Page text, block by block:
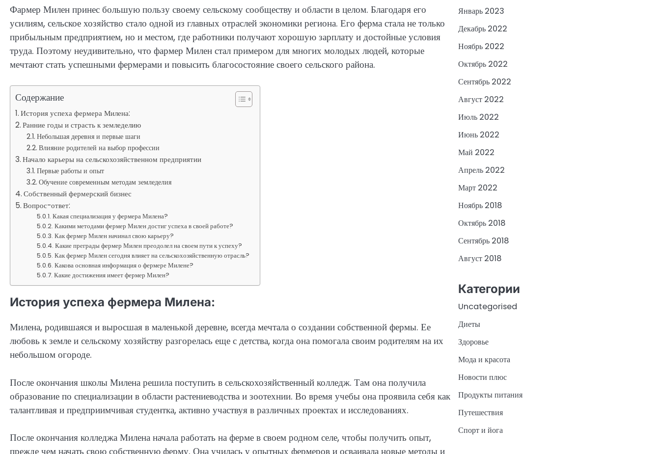
Фармер Милен принес большую пользу своему сельскому сообществу и области в целом. Благодаря его
усилиям, сельское хозяйство стало одной из главных отраслей экономики региона. Его ферма стала не только
прибыльным предприятием, но и местом, где работники получают хорошую зарплату и достойные условия
труда. Поэтому неудивительно, что фармер Милен стал примером для многих молодых людей, которые
мечтают стать успешными фермерами и повысить благосостояние своего сельского района.
Содержание
История успеха фермера Милена:
Ранние годы и страсть к земледелию
Небольшая деревня и первые шаги
Влияние родителей на выбор профессии
Начало карьеры на сельскохозяйственном предприятии
Первые работы и опыт
Обучение современным методам земледелия
Собственный фермерский бизнес
Вопрос-ответ:
Какая специализация у фермера Милена?
Какими методами фермер Милен достиг успеха в своей работе?
Как фермер Милен начинал свою карьеру?
Какие преграды фермер Милен преодолел на своем пути к успеху?
Как фермер Милен сегодня влияет на сельскохозяйственную отрасль?
Какова основная информация о фермере Милене?
Какие достижения имеет фермер Милен?
История успеха фермера Милена:
Милена, родившаяся и выросшая в маленькой деревне, всегда мечтала о создании собственной фермы. Ее
любовь к земле и сельскому хозяйству разгорелась еще с детства, когда она помогала своим родителям на их
небольшом огороде.
После окончания школы Милена решила поступить в сельскохозяйственный колледж. Там она получила
образование по специализации в области растениеводства и зоотехнии. Во время учебы она проявила себя как
талантливая и предприимчивая студентка, активно участвуя в различных проектах и исследованиях.
После окончания колледжа Милена начала работать на ферме в своем родном селе, чтобы получить опыт,
Январь 2023
Декабрь 2022
Ноябрь 2022
Октябрь 2022
Сентябрь 2022
Август 2022
Июль 2022
Июнь 2022
Май 2022
Апрель 2022
Март 2022
Ноябрь 2018
Октябрь 2018
Сентябрь 2018
Август 2018
Категории
Uncategorised
Диеты
Здоровье
Мода и красота
Новости плюс
Продукты питания
Путешествия
Спорт и йога